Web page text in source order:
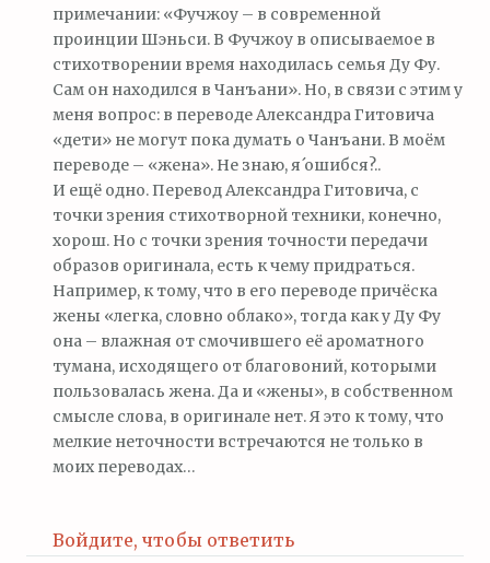
примечании: «Фучжоу – в современной
проинции Шэньси. В Фучжоу в описываемое в
стихотворении время находилась семья Ду Фу.
Сам он находился в Чанъани». Но, в связи с этим у
меня вопрос: в переводе Александра Гитовича
«дети» не могут пока думать о Чанъани. В моём
переводе – «жена». Не знаю, я́ ошибся?..
И ещё одно. Перевод Александра Гитовича, с
точки зрения стихотворной техники, конечно,
хорош. Но с точки зрения точности передачи
образов оригинала, есть к чему придраться.
Например, к тому, что в его переводе причёска
жены «легка, словно облако», тогда как у Ду Фу
она – влажная от смочившего её ароматного
тумана, исходящего от благовоний, которыми
пользовалась жена. Да и «жены», в собственном
смысле слова, в оригинале нет. Я это к тому, что
мелкие неточности встречаются не только в
моих переводах…
Войдите, чтобы ответить